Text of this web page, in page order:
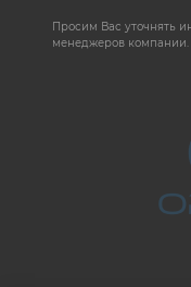
Просим Вас уточнять
менеджеров компании.